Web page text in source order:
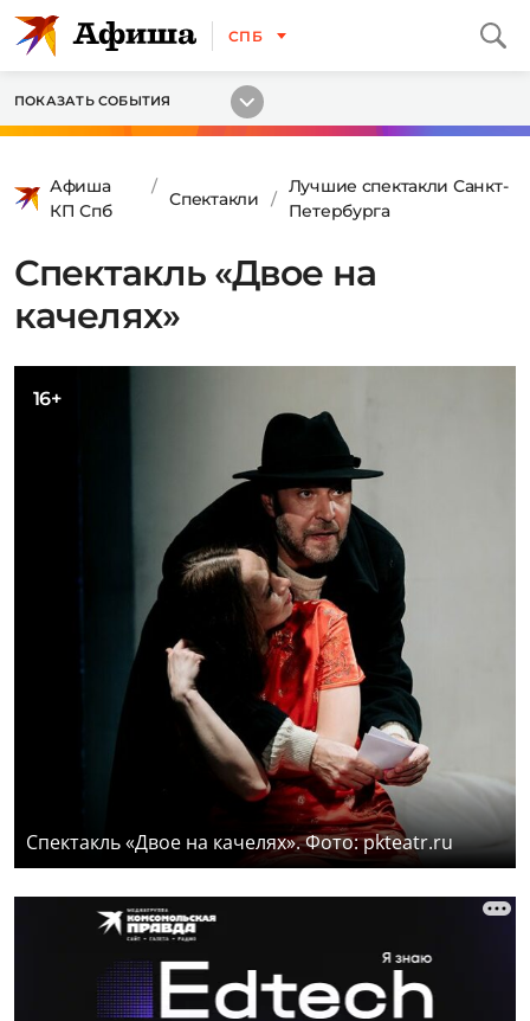
СПБ
ПОКАЗАТЬ СОБЫТИЯ
Афиша
КП Спб
Спектакли
Лучшие спектакли Санкт-
Петербурга
Спектакль «Двое на
качелях»
16+
Спектакль «Двое на качелях». Фото: pkteatr.ru